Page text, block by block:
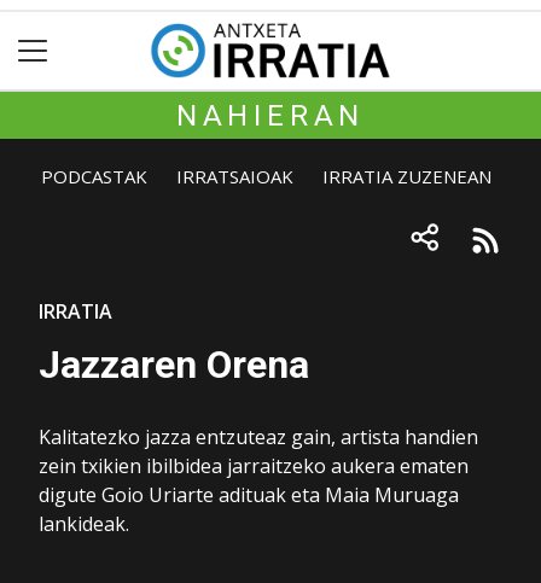
NAHIERAN
PODCASTAK IRRATSAIOAK IRRATIA ZUZENEAN
IRRATIA
Jazzaren Orena
Kalitatezko jazza entzuteaz gain, artista handien
zein txikien ibilbidea jarraitzeko aukera ematen
digute Goio Uriarte adituak eta Maia Muruaga
lankideak.